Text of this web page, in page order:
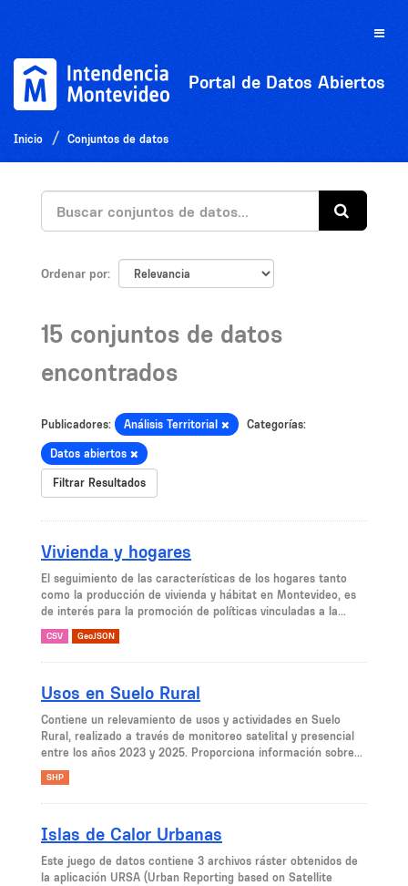
Toggle
Portal de Datos Abiertos
Inicio Conjuntos de datos
Ordenar por
15 conjuntos de datos
encontrados
Publicadores: Análisis Territorial Categorías:
Datos abiertos
Filtrar Resultados
Vivienda y hogares
El seguimiento de las características de los hogares tanto
como la producción de vivienda y hábitat en Montevideo, es
de interés para la promoción de políticas vinculadas a la...
CSV GeoJSON
Usos en Suelo Rural
Contiene un relevamiento de usos y actividades en Suelo
Rural, realizado a través de monitoreo satelital y presencial
entre los años 2023 y 2025. Proporciona información sobre...
SHP
Islas de Calor Urbanas
Este juego de datos contiene 3 archivos ráster obtenidos de
la aplicación URSA (Urban Reporting based on Satellite